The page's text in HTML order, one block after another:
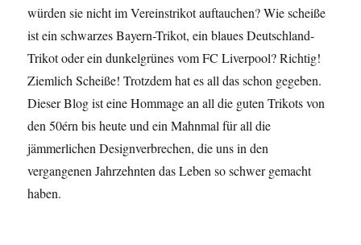
würden sie nicht im Vereinstrikot auftauchen? Wie scheiße
ist ein schwarzes Bayern-Trikot, ein blaues Deutschland-
Trikot oder ein dunkelgrünes vom FC Liverpool? Richtig!
Ziemlich Scheiße! Trotzdem hat es all das schon gegeben.
Dieser Blog ist eine Hommage an all die guten Trikots von
den 50érn bis heute und ein Mahnmal für all die
jämmerlichen Designverbrechen, die uns in den
vergangenen Jahrzehnten das Leben so schwer gemacht
haben.